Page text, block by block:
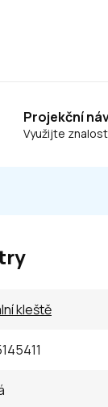
Projekční
Využijte
kleště